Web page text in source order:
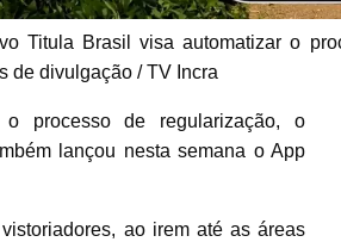
Titula Brasil visa automatizar o
de divulgação / TV Incra
o processo de regularização, o
lançou nesta semana o App
ao irem até as áreas